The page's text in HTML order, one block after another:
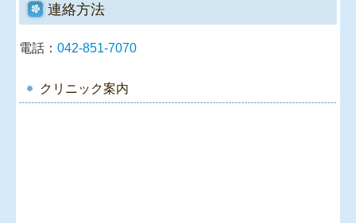
クリニック案内
連絡方法
電話：042-851-7070